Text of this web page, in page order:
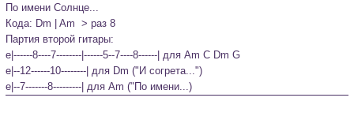
По имени Солнце...
Кода: Dm | Am  > раз 8
Партия второй гитары:
e|------8----7--------|------5--7----8------| для Am C Dm G
e|--12------10--------| для Dm ("И согрета...")
e|--7-------8---------| для Am ("По имени...)